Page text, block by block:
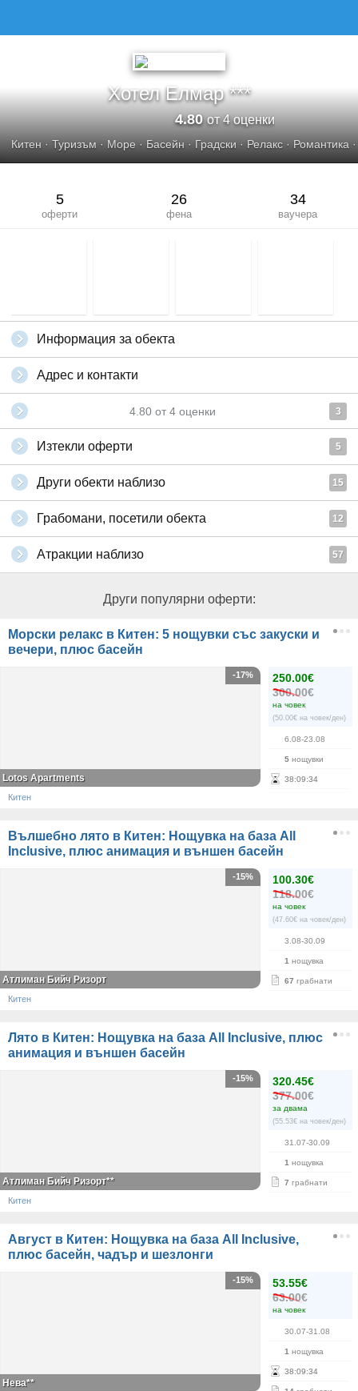
Хотел Елмар ***
4.80от 4 оценки
Китен · Туризъм · Море · Басейн · Градски · Релакс · Романтика
5
оферти
26
фена
34
ваучера
Информация за обекта
Адрес и контакти
4.80 от 4 оценки 3
Изтекли оферти 5
Други обекти наблизо 15
Грабомани, посетили обекта 12
Атракции наблизо 57
Други популярни оферти:
Морски релакс в Китен: 5 нощувки със закуски и
вечери, плюс басейн
250.00€
300.00€
на човек
(50.00€ на човек/ден)
6.08-23.08
5 нощувки
38:09:34
-17%
Lotos Apartments
Китен
Вълшебно лято в Китен: Нощувка на база All
Inclusive, плюс анимация и външен басейн
100.30€
118.00€
на човек
(47.60€ на човек/ден)
3.08-30.09
1 нощувка
67 грабнати
-15%
Атлиман Бийч Ризорт
Китен
Лято в Китен: Нощувка на база All Inclusive, плюс
анимация и външен басейн
320.45€
377.00€
за двама
(55.53€ на човек/ден)
31.07-30.09
1 нощувка
7 грабнати
-15%
Атлиман Бийч Ризорт**
Китен
Август в Китен: Нощувка на база All Inclusive,
плюс басейн, чадър и шезлонги
53.55€
63.00€
на човек
30.07-31.08
1 нощувка
38:09:34
-15%
Нева**